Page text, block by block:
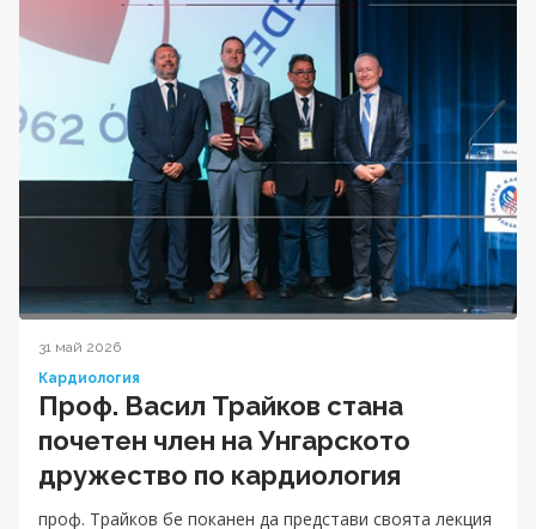
31 май 2026
Кардиология
Проф. Васил Трайков стана
почетен член на Унгарското
дружество по кардиология
проф. Трайков бе поканен да представи своята лекция